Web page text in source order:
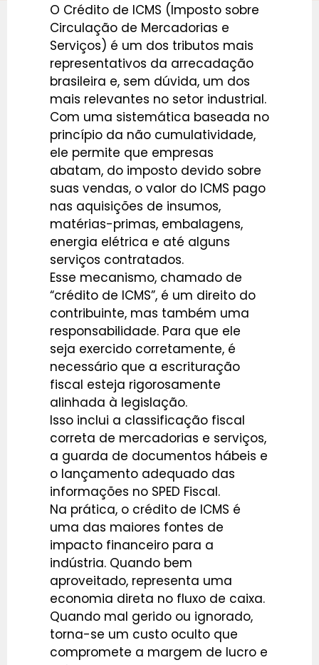
O Crédito de ICMS (Imposto sobre
Circulação de Mercadorias e
Serviços) é um dos tributos mais
representativos da arrecadação
brasileira e, sem dúvida, um dos
mais relevantes no setor industrial.
Com uma sistemática baseada no
princípio da não cumulatividade,
ele permite que empresas
abatam, do imposto devido sobre
suas vendas, o valor do ICMS pago
nas aquisições de insumos,
matérias-primas, embalagens,
energia elétrica e até alguns
serviços contratados.
Esse mecanismo, chamado de
“crédito de ICMS”, é um direito do
contribuinte, mas também uma
responsabilidade. Para que ele
seja exercido corretamente, é
necessário que a escrituração
fiscal esteja rigorosamente
alinhada à legislação.
Isso inclui a classificação fiscal
correta de mercadorias e serviços,
a guarda de documentos hábeis e
o lançamento adequado das
informações no SPED Fiscal.
Na prática, o crédito de ICMS é
uma das maiores fontes de
impacto financeiro para a
indústria. Quando bem
aproveitado, representa uma
economia direta no fluxo de caixa.
Quando mal gerido ou ignorado,
torna-se um custo oculto que
compromete a margem de lucro e